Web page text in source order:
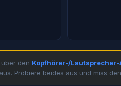
den Kopfhörer-/
Probiere beides aus und miss